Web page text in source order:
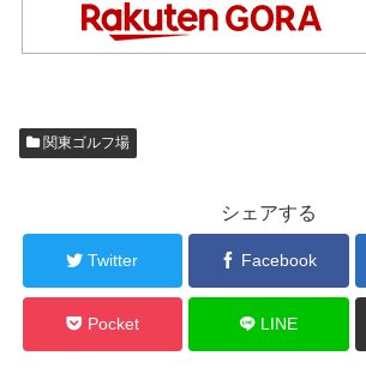
関東ゴルフ場
シェアする
Twitter Facebook
Pocket LINE